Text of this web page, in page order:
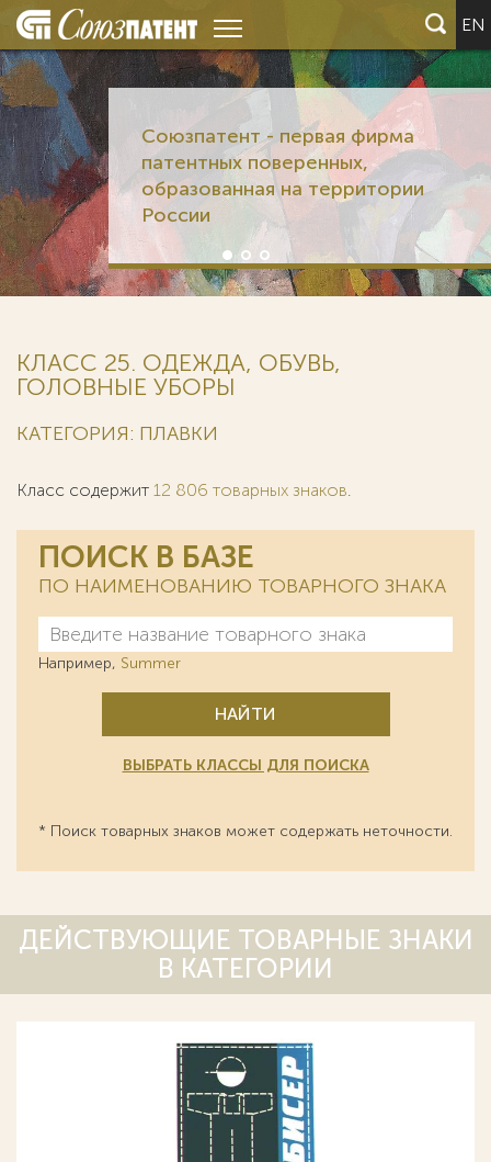
EN
Союзпатент - первая фирма
патентных поверенных,
образованная на территории
России
КЛАСС 25. ОДЕЖДА, ОБУВЬ,
ГОЛОВНЫЕ УБОРЫ
КАТЕГОРИЯ: ПЛАВКИ
Класс содержит 12 806 товарных знаков.
ПОИСК В БАЗЕ
ПО НАИМЕНОВАНИЮ ТОВАРНОГО ЗНАКА
Например, Summer
НАЙТИ
ВЫБРАТЬ КЛАССЫ ДЛЯ ПОИСКА
* Поиск товарных знаков может содержать неточности.
ДЕЙСТВУЮЩИЕ ТОВАРНЫЕ ЗНАКИ
В КАТЕГОРИИ